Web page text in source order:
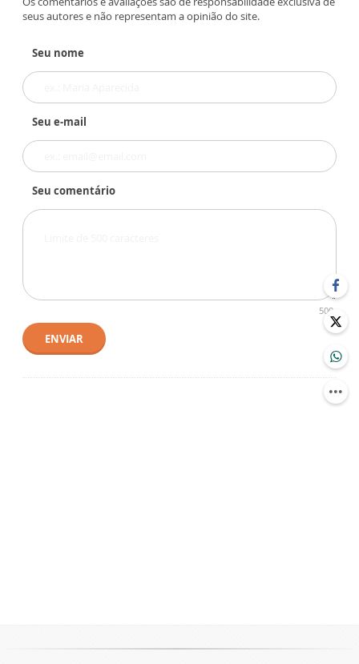
seus autores e não representam a opinião do site.
Seu nome
Seu e-mail
Seu comentário
500
ENVIAR